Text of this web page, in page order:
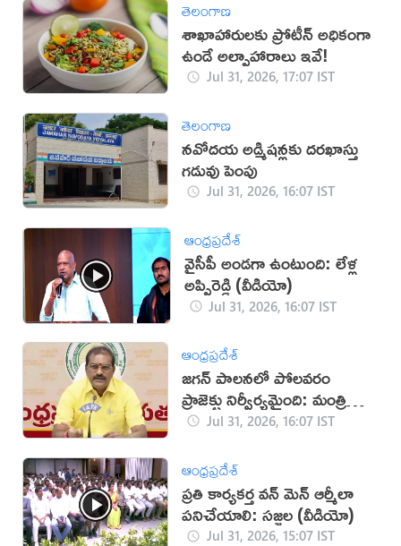
తెలంగాణ
శాఖాహారులకు ప్రోటీన్ అధికంగా
ఉండే అల్పాహారాలు ఇవే!
Jul 31, 2026, 17:07 IST
తెలంగాణ
నవోదయ అడ్మిషన్లకు దరఖాస్తు
గడువు పెంపు
Jul 31, 2026, 16:07 IST
ఆంధ్రప్రదేశ్
వైసీపీ అండగా ఉంటుంది: లేళ్ల
అప్పిరెడ్డి (వీడియో)
Jul 31, 2026, 16:07 IST
ఆంధ్రప్రదేశ్
జగన్‌ పాలనలో పోలవరం
ప్రాజెక్టు నిర్వీర్యమైంది: మంత్రి
నిమ్మలJul 31, 2026, 16:07 IST
ఆంధ్రప్రదేశ్
ప్రతి కార్యకర్త వన్ మెన్ ఆర్మీలా
పనిచేయాలి: సజ్జల (వీడియో)
Jul 31, 2026, 15:07 IST